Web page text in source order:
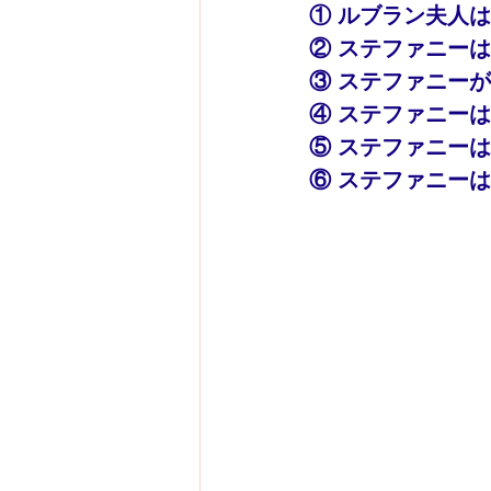
① ルブラン夫人
② ステファニー
③ ステファニー
④ ステファニー
⑤ ステファニー
⑥ ステファニー